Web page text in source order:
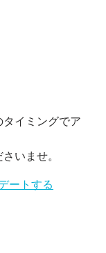
イミングでア
いませ。
ートする